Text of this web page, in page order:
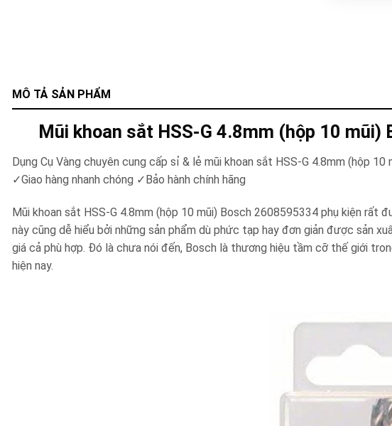
MÔ TẢ SẢN PHẨM
Mũi khoan sắt HSS-G 4.8mm (hộp 10
Dụng Cụ Vàng chuyên cung cấp sỉ & lẻ mũi khoan sắt HSS-G 4.8mm (hộp
✓Giao hàng nhanh chóng ✓Bảo hành chính hãng
Mũi khoan sắt HSS-G 4.8mm (hộp 10 mũi) Bosch 2608595334 phụ kiện rất
này cũng dễ hiểu bởi những sản phẩm dù phức tạp hay đơn giản được sản
giá cả phù hợp. Đó là chưa nói đến, Bosch là thương hiệu tầm cỡ thế giới
hiện nay.